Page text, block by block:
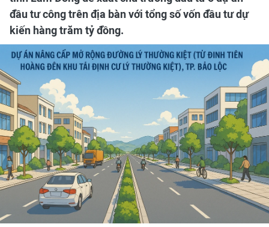
đầu tư công trên địa bàn với tổng số vốn đầu tư dự
kiến hàng trăm tỷ đồng.